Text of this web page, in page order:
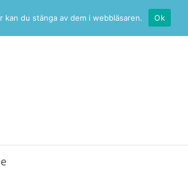
kan du stänga av dem i webbläsaren. Ok